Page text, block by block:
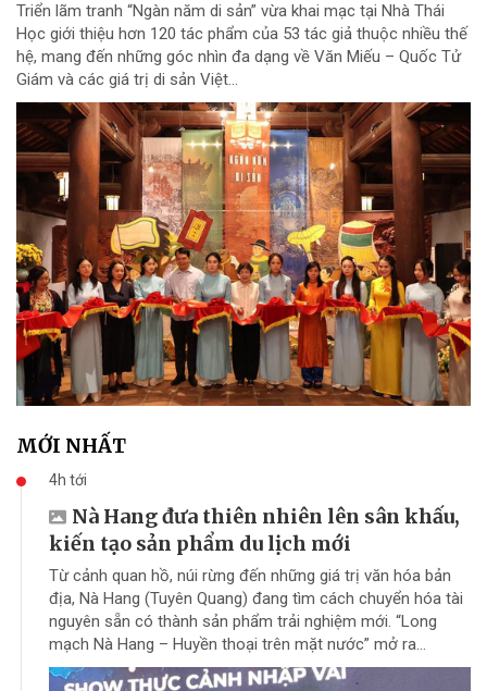
Triển lãm tranh “Ngàn năm di sản” vừa khai mạc tại Nhà Thái
Học giới thiệu hơn 120 tác phẩm của 53 tác giả thuộc nhiều thế
hệ, mang đến những góc nhìn đa dạng về Văn Miếu – Quốc Tử
Giám và các giá trị di sản Việt...
MỚI NHẤT
4h tới
Nà Hang đưa thiên nhiên lên sân khấu,
kiến tạo sản phẩm du lịch mới
Từ cảnh quan hồ, núi rừng đến những giá trị văn hóa bản
địa, Nà Hang (Tuyên Quang) đang tìm cách chuyển hóa tài
nguyên sẵn có thành sản phẩm trải nghiệm mới. “Long
mạch Nà Hang – Huyền thoại trên mặt nước” mở ra...